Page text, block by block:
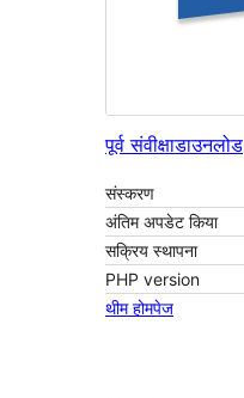
पूर्व संवीक्षाडाउनलोड
संस्करण
अंतिम अपडेट किया
सक्रिय स्थापना
PHP version
थीम होमपेज